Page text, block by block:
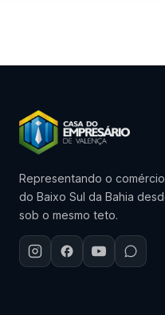
Representando o
do Baixo Sul da Bahia
sob o mesmo teto.